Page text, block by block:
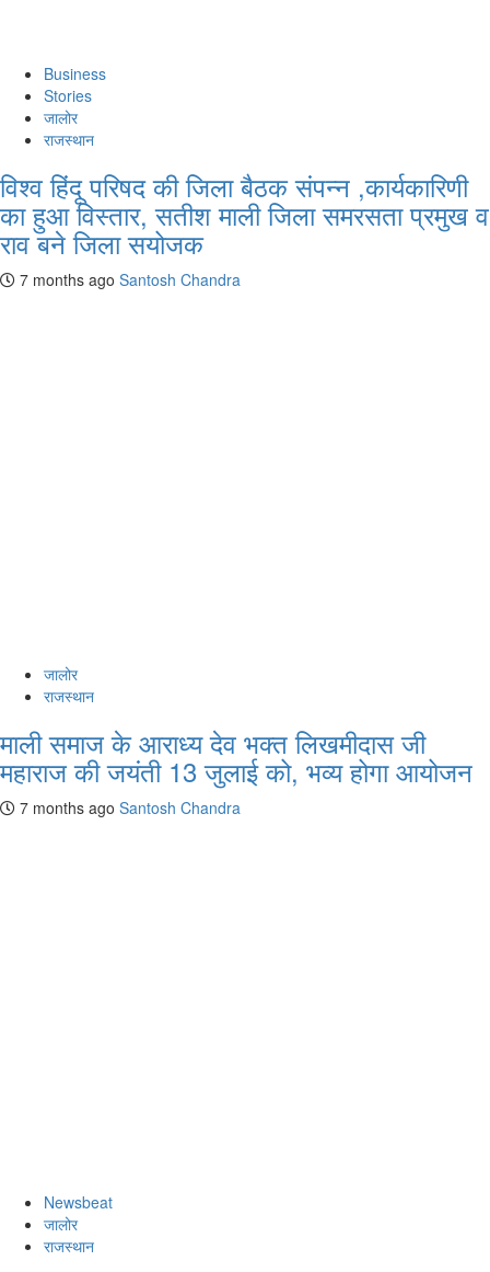
Business
Stories
जालोर
राजस्थान
विश्व हिंदू परिषद की जिला बैठक संपन्न ,कार्यकारिणी
का हुआ विस्तार, सतीश माली जिला समरसता प्रमुख व
राव बने जिला सयोजक
7 months ago Santosh Chandra
जालोर
राजस्थान
माली समाज के आराध्य देव भक्त लिखमीदास जी
महाराज की जयंती 13 जुलाई को, भव्य होगा आयोजन
7 months ago Santosh Chandra
Newsbeat
जालोर
राजस्थान